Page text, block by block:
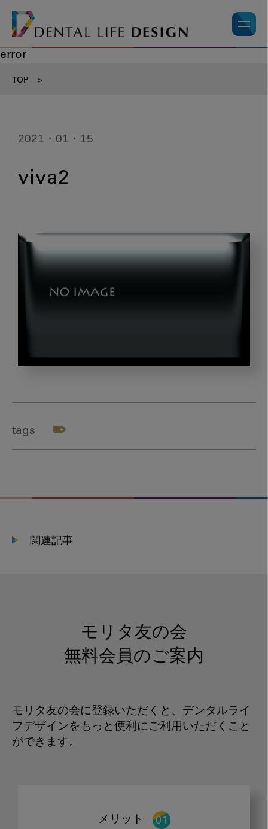
error
TOP >
2021・01・15
viva2
tags
関連記事
モリタ友の会
無料会員のご案内
モリタ友の会に登録いただくと、デンタルライ
フデザインをもっと便利にご利用いただくこと
ができます。
メリット